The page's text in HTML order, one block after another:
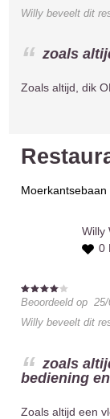
Willy beveelt dit
zoals
Zoals altijd, dik
Willy
0
Beoordeeld op
Willy beveelt dit
zoals
bediening
Zoals altijd een